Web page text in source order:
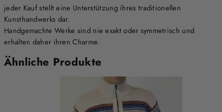
jeder Kauf stellt eine Unterstützung ihres traditionellen
Kunsthandwerks dar.
Handgemachte Werke sind nie exakt oder symmetrisch und
erhalten daher ihren Charme.
Ähnliche Produkte